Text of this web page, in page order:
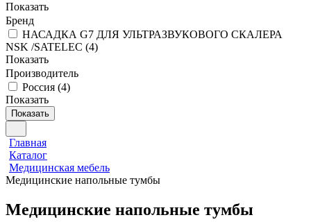
Показать
Бренд
НАСАДКА G7 ДЛЯ УЛЬТРАЗВУКОВОГО СКАЛЕРА
NSK /SATELEC (4)
Показать
Производитель
Россия (4)
Показать
Показать
Главная
Каталог
Медицинская мебель
Медицинские напольные тумбы
Медицинские напольные тумбы